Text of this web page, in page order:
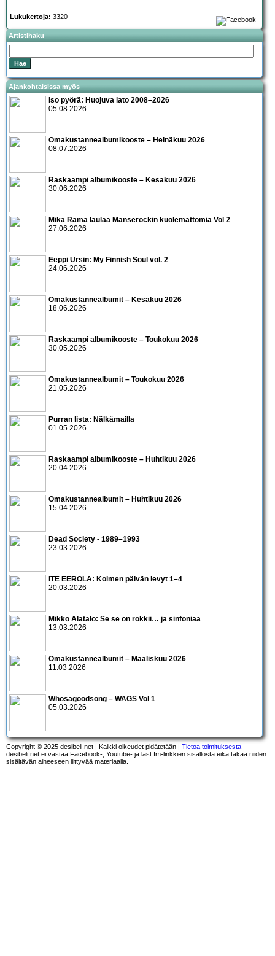
Lukukertoja: 3320
Artistihaku
Ajankohtaisissa myös
Iso pyörä: Huojuva lato 2008–2026
05.08.2026
Omakustannealbumikooste – Heinäkuu 2026
08.07.2026
Raskaampi albumikooste – Kesäkuu 2026
30.06.2026
Mika Rämä laulaa Manserockin kuolemattomia Vol 2
27.06.2026
Eeppi Ursin: My Finnish Soul vol. 2
24.06.2026
Omakustannealbumit – Kesäkuu 2026
18.06.2026
Raskaampi albumikooste – Toukokuu 2026
30.05.2026
Omakustannealbumit – Toukokuu 2026
21.05.2026
Purran lista: Nälkämailla
01.05.2026
Raskaampi albumikooste – Huhtikuu 2026
20.04.2026
Omakustannealbumit – Huhtikuu 2026
15.04.2026
Dead Society - 1989–1993
23.03.2026
ITE EEROLA: Kolmen päivän levyt 1–4
20.03.2026
Mikko Alatalo: Se se on rokkii… ja sinfoniaa
13.03.2026
Omakustannealbumit – Maaliskuu 2026
11.03.2026
Whosagoodsong – WAGS Vol 1
05.03.2026
Copyright © 2025 desibeli.net | Kaikki oikeudet pidätetään | Tietoa toimituksesta
desibeli.net ei vastaa Facebook-, Youtube- ja last.fm-linkkien sisällöstä eikä takaa niiden
sisältävän aiheeseen liittyvää materiaalia.